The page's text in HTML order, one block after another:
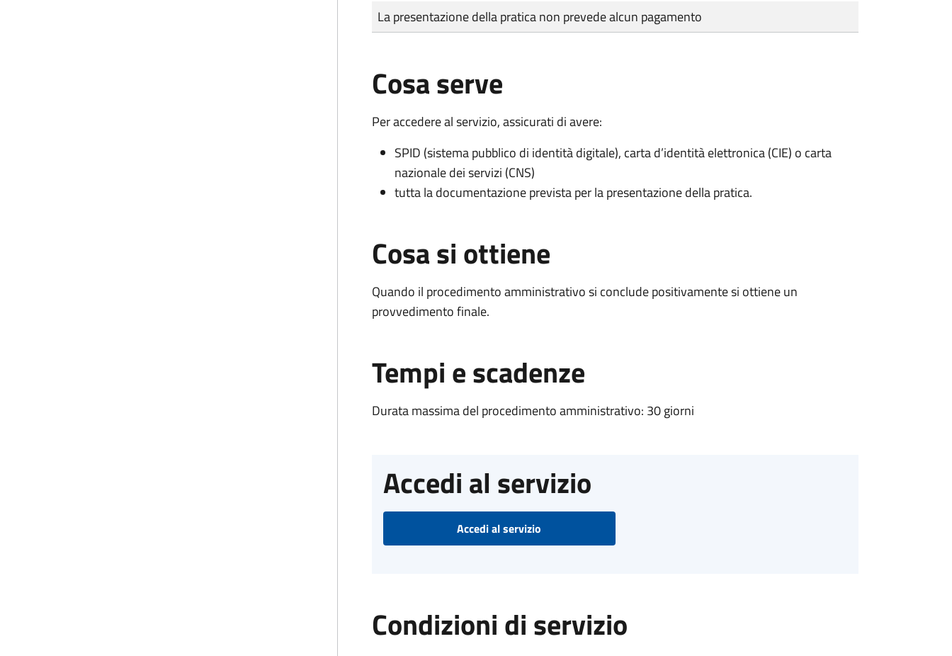
Tipo di pagamento
Importo
La presentazione della pratica non prevede alcun pagamento
Cosa serve
Per accedere al servizio, assicurati di avere:
SPID (sistema pubblico di identità digitale), carta d’identità elettronica (CIE) o carta
nazionale dei servizi (CNS)
tutta la documentazione prevista per la presentazione della pratica.
Cosa si ottiene
Quando il procedimento amministrativo si conclude positivamente si ottiene un
provvedimento finale.
Tempi e scadenze
Durata massima del procedimento amministrativo: 30 giorni
Accedi al servizio
Accedi al servizio
Condizioni di servizio